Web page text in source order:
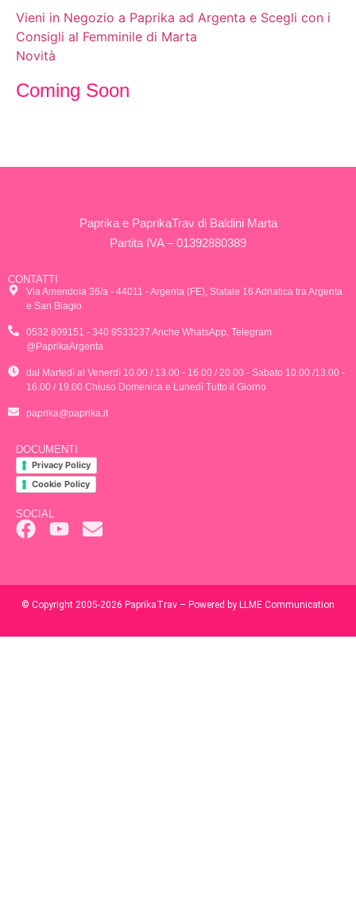
Vieni in Negozio a Paprika ad Argenta e Scegli con i
Consigli al Femminile di Marta
Novità
Coming Soon
Paprika e PaprikaTrav di Baldini Marta
Partita IVA – 01392880389
CONTATTI
Via Amendola 36/a - 44011 - Argenta (FE), Statale 16 Adriatica tra Argenta
e San Biagio
0532 809151 - 340 9533237 Anche WhatsApp, Telegram
@PaprikaArgenta
dal Martedì al Venerdì 10.00 / 13.00 - 16.00 / 20.00 - Sabato 10.00 /13.00 -
16.00 / 19.00 Chiuso Domenica e Lunedì Tutto il Giorno
paprika@paprika.it
DOCUMENTI
Privacy Policy
Cookie Policy
SOCIAL
© Copyright 2005-2026 PaprikaTrav – Powered by LLME Communication